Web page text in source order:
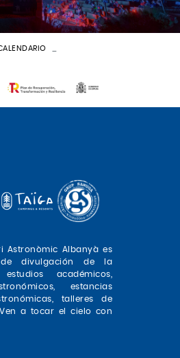
Astronòmic Albanyà es
divulgación de la
estudios académicos,
estancias
talleres de
a tocar el cielo con